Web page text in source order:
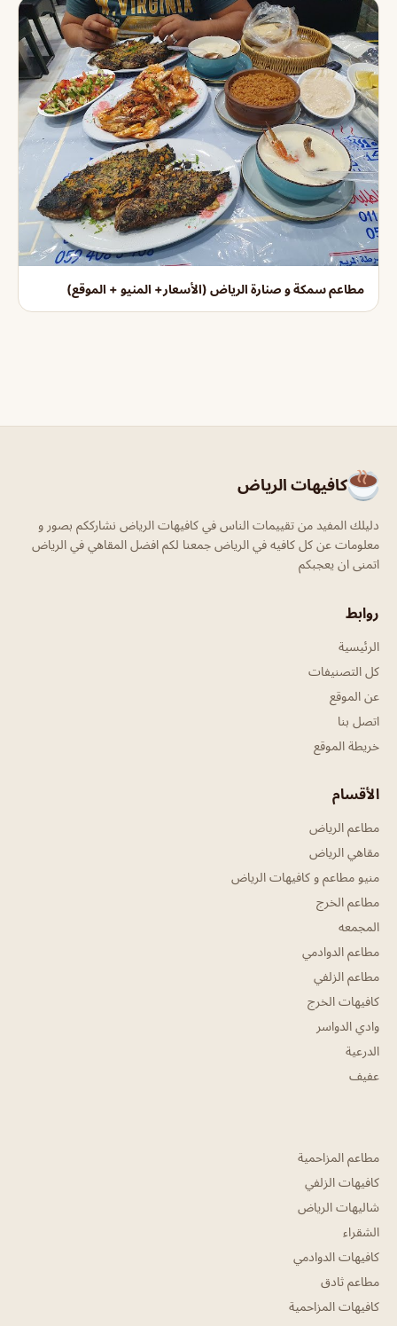
مطاعم سمكة و صنارة الرياض (الأسعار+ المنيو + الموقع)
كافيهات الرياض
دليلك المفيد من تقييمات الناس في كافيهات الرياض نشارككم بصور و
معلومات عن كل كافيه في الرياض جمعنا لكم افضل المقاهي في الرياض
اتمنى ان يعجبكم
روابط
الرئيسية
كل التصنيفات
عن الموقع
اتصل بنا
خريطة الموقع
الأقسام
مطاعم الرياض
مقاهي الرياض
منيو مطاعم و كافيهات الرياض
مطاعم الخرج
المجمعه
مطاعم الدوادمي
مطاعم الزلفي
كافيهات الخرج
وادي الدواسر
الدرعية
عفيف
مطاعم المزاحمية
كافيهات الزلفي
شاليهات الرياض
الشقراء
كافيهات الدوادمي
مطاعم ثادق
كافيهات المزاحمية